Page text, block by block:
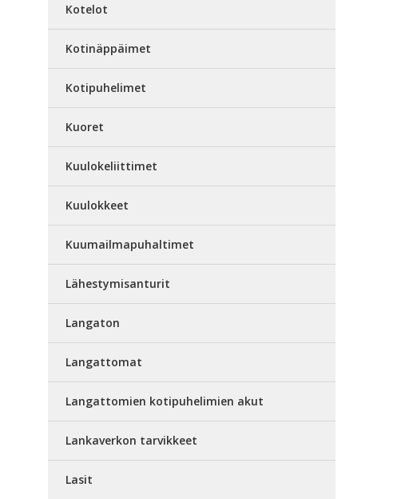
Kotelot
Kotinäppäimet
Kotipuhelimet
Kuoret
Kuulokeliittimet
Kuulokkeet
Kuumailmapuhaltimet
Lähestymisanturit
Langaton
Langattomat
Langattomien kotipuhelimien akut
Lankaverkon tarvikkeet
Lasit